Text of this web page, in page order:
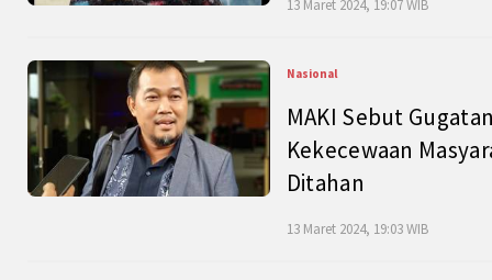
13 Maret 2024, 19:07 WIB
Nasional
MAKI Sebut
Kekecewaan
Ditahan
13 Maret 2024, 19:03 WIB